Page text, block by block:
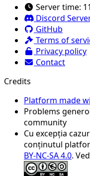
Server time:
Discord
GitHub
Terms of
Privacy policy
Contact
Credits
Platform made
Problems
community
Cu excepția
conținutul
BY-NC-SA 4.0.